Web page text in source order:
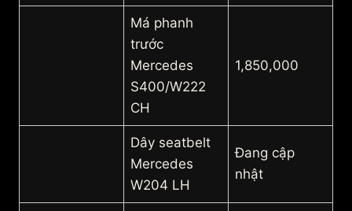
Má phanh
trước
Mercedes
S400/W222
CH
1,850,000
Dây seatbelt
Mercedes
W204 LH
Đang cập
nhật